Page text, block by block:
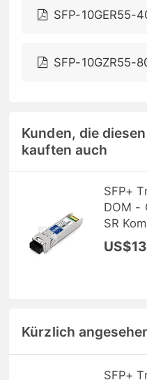
SFP-10GER55-
SFP-10GZR55-
Kunden, die
kauften auch
SFP+
DOM -
SR
SFP+
Kürzlich
SFP+